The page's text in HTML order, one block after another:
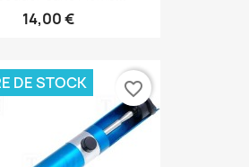
14,00 €
DE STOCK favorite_border